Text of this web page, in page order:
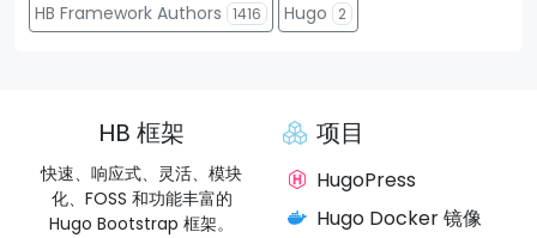
HB Framework Authors 1416 Hugo 2
HB 框架
快速、响应式、灵活、模块
化、FOSS 和功能丰富的
Hugo Bootstrap 框架。
项目
HugoPress
Hugo Docker 镜像